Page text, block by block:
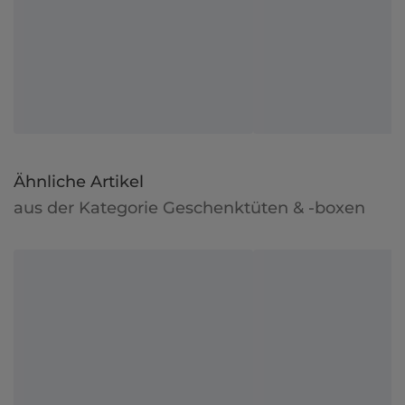
Ähnliche Artikel
aus der Kategorie Geschenktüten & -boxen